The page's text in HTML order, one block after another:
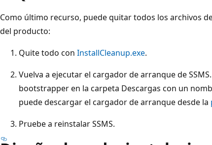
Como último recurso, puede quitar todos los archivos
del producto:
Quite todo con InstallCleanup.exe.
Vuelva a ejecutar el cargador de arranque de
bootstrapper en la carpeta Descargas con un
puede descargar el cargador de arranque desde la
Pruebe a reinstalar SSMS.